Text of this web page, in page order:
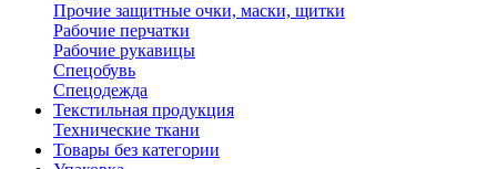
Прочие защитные очки, маски, щитки
Рабочие перчатки
Рабочие рукавицы
Спецобувь
Спецодежда
Текстильная продукция
Технические ткани
Товары без категории